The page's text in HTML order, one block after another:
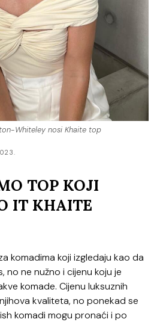
Whiteley nosi Khaite top
TOP KOJI
IT KHAITE
komadima koji izgledaju kao da
no ne nužno i cijenu koju je
komade. Cijenu luksuznih
kvaliteta, no ponekad se
komadi mogu pronaći i po